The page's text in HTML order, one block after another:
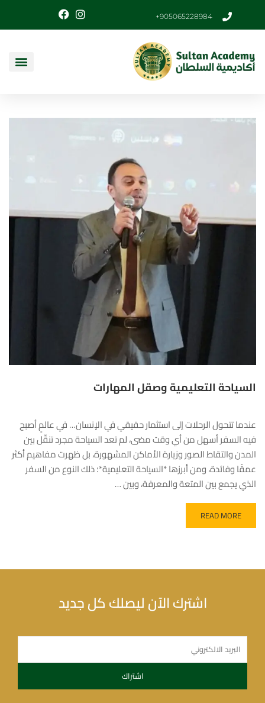
905065228984+
السياحة التعليمية وصقل المهارات
عندما تتحول الرحلات إلى استثمار حقيقي في الإنسان… في عالمٍ أصبح
فيه السفر أسهل من أي وقت مضى، لم تعد السياحة مجرد تنقّل بين
المدن والتقاط الصور وزيارة الأماكن المشهورة، بل ظهرت مفاهيم أكثر
عمقًا وفائدة، ومن أبرزها *السياحة التعليمية*؛ ذلك النوع من السفر
الذي يجمع بين المتعة والمعرفة، وبين …
READ MORE
اشترك الآن ليصلك كل جديد